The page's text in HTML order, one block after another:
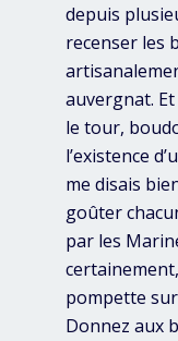
depuis
recenser les
auvergnat.
le tour,
l’existence
me disais
goûter
par les
pompette
Donnez aux